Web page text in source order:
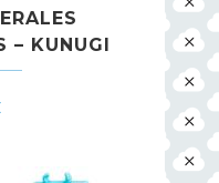
– KUNUGI